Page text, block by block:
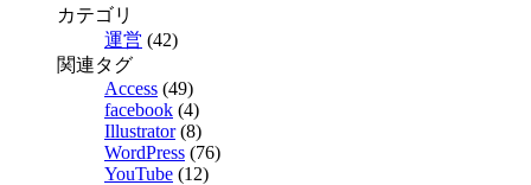
カテゴリ
運営 (42)
関連タグ
Access (49)
facebook (4)
Illustrator(8)
WordPress (76)
YouTube (12)